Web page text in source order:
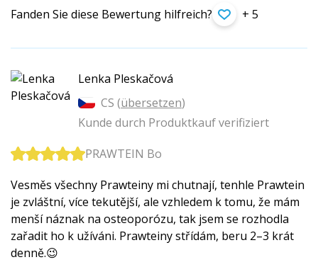
Fanden Sie diese Bewertung hilfreich? + 5
Lenka Pleskačová
CS (übersetzen)
Kunde durch Produktkauf verifiziert
PRAWTEIN Bo
Vesměs všechny Prawteiny mi chutnají, tenhle Prawtein
je zvláštní, více tekutější, ale vzhledem k tomu, že mám
menší náznak na osteoporózu, tak jsem se rozhodla
zařadit ho k užíváni. Prawteiny střídám, beru 2–3 krát
denně.😉